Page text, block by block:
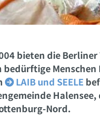
bieten die
bedürftige
 LAIB und SEELE
Nord.